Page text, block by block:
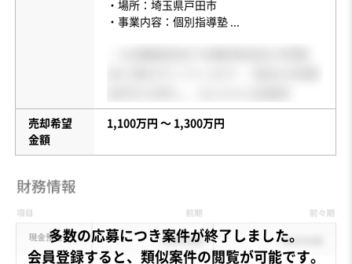
・場所：埼玉県戸田市
・事業内容：個別指導塾
売却希望
金額
1,100万円 〜 1,300万円
多数の応募につき案件が終了しました。